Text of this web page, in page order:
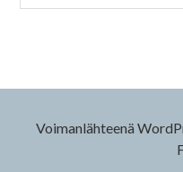
Voimanlähteenä